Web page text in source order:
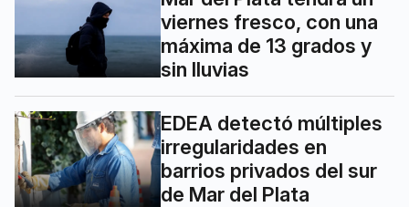
viernes fresco, con una
máxima de 13 grados y
sin lluvias
EDEA detectó múltiples
irregularidades en
barrios privados del sur
de Mar del Plata